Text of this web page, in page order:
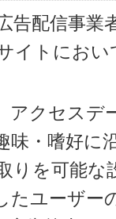
告配信事業
イトにお
アクセスデ
味・嗜好に
りを可能
たユーザー